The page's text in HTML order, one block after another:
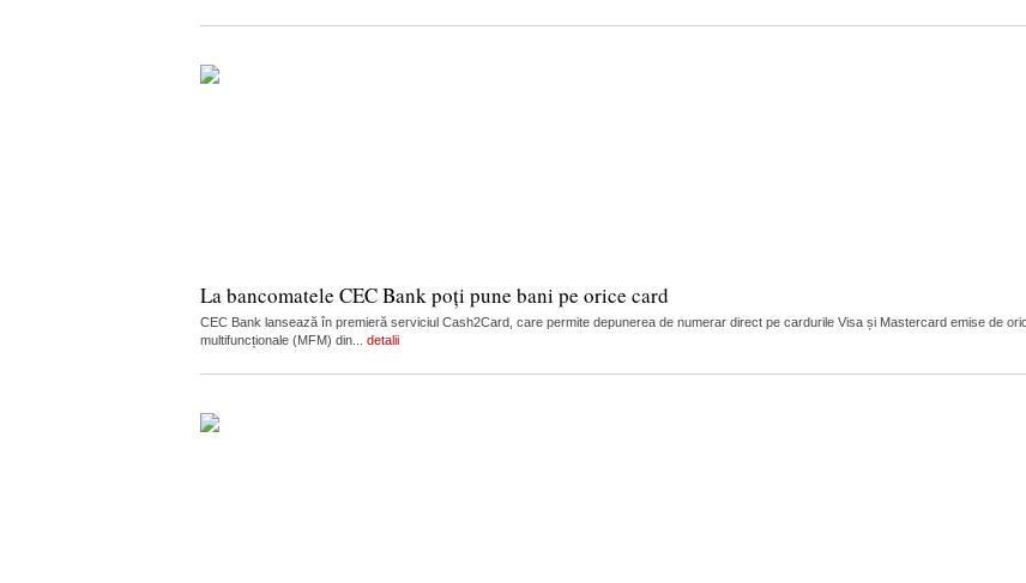
La bancomatele CEC Bank poți pune bani pe orice card
CEC Bank lansează în premieră serviciul Cash2Card, care permite depunerea de numerar direct pe cardurile Visa și Mastercard emise de
multifuncționale (MFM) din... detalii